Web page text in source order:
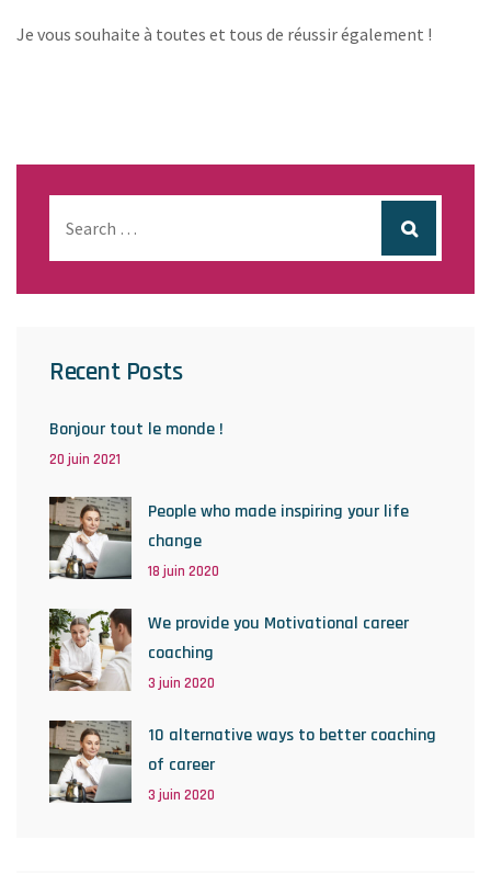
Je vous souhaite à toutes et tous de réussir également !
Recent Posts
Bonjour tout le monde !
20 juin 2021
People who made inspiring your life
change
18 juin 2020
We provide you Motivational career
coaching
3 juin 2020
10 alternative ways to better coaching
of career
3 juin 2020